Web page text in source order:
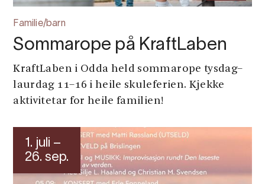
Familie/barn
Sommarope på KraftLaben
KraftLaben i Odda held sommarope tysdag–
laurdag 11–16 i heile skuleferien. Kjekke
aktivitetar for heile familien!
1. juli –
26. sep.